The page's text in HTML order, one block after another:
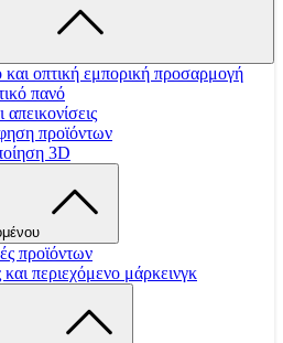
οπτική εμπορική προσαρμογή
πανό
απεικονίσεις
προϊόντων
3D
προϊόντων
και περιεχόμενο μάρκεινγκ